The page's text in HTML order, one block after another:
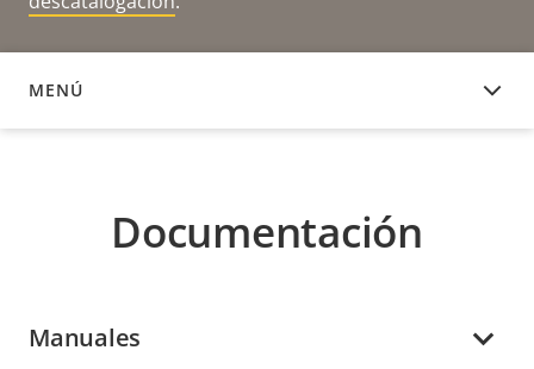
MENÚ
DOCUMENTACIÓN
Documentación
Manuales